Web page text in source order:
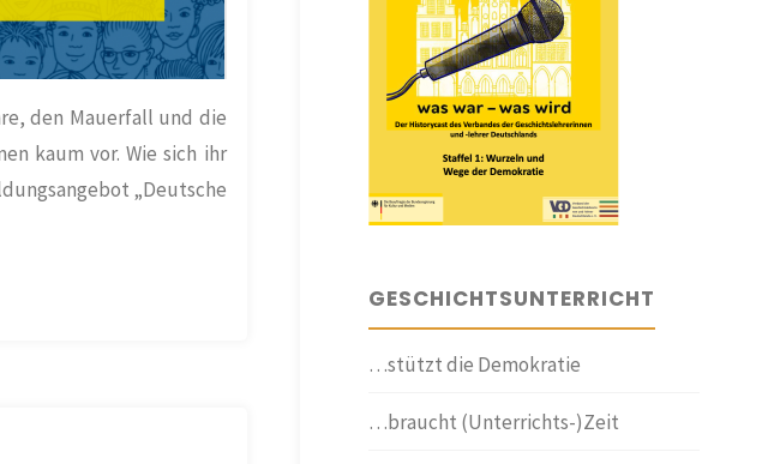
den Mauerfall und die
kaum vor. Wie sich ihr
„Deutsche
GESCHICHTSUNTERRICHT
…stützt die Demokratie
…braucht (Unterrichts-)Zeit